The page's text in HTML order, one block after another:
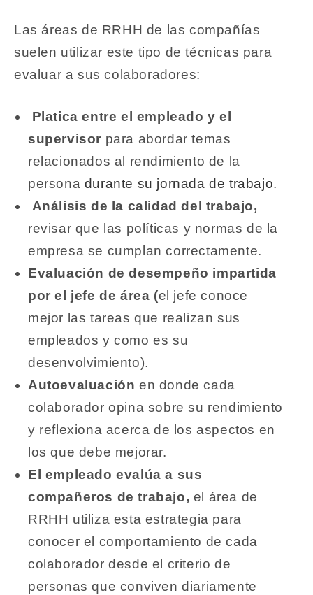
Las áreas de RRHH de las compañías
suelen utilizar este tipo de técnicas para
evaluar a sus colaboradores:
Platica entre el empleado y el
supervisor para abordar temas
relacionados al rendimiento de la
persona durante su jornada de trabajo.
Análisis de la calidad del trabajo,
revisar que las políticas y normas de la
empresa se cumplan correctamente.
Evaluación de desempeño impartida
por el jefe de área (el jefe conoce
mejor las tareas que realizan sus
empleados y como es su
desenvolvimiento).
Autoevaluación en donde cada
colaborador opina sobre su rendimiento
y reflexiona acerca de los aspectos en
los que debe mejorar.
El empleado evalúa a sus
compañeros de trabajo, el área de
RRHH utiliza esta estrategia para
conocer el comportamiento de cada
colaborador desde el criterio de
personas que conviven diariamente